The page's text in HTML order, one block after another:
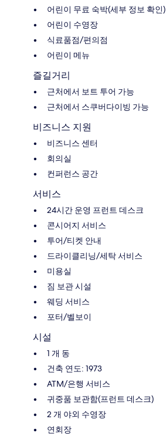
어린이 무료 숙박(세부 정보 확인)
어린이 수영장
식료품점/편의점
어린이 메뉴
즐길거리
근처에서 보트 투어 가능
근처에서 스쿠버다이빙 가능
비즈니스 지원
비즈니스 센터
회의실
컨퍼런스 공간
서비스
24시간 운영 프런트 데스크
콘시어지 서비스
투어/티켓 안내
드라이클리닝/세탁 서비스
미용실
짐 보관 시설
웨딩 서비스
포터/벨보이
시설
1 개 동
건축 연도: 1973
ATM/은행 서비스
귀중품 보관함(프런트 데스크)
2 개 야외 수영장
연회장